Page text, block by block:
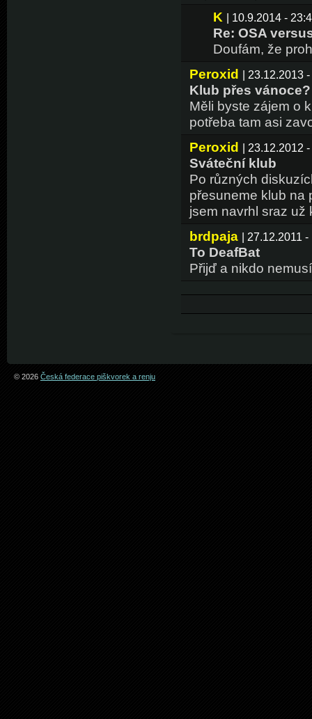
K | 10.9.2014 -
Re: OSA
Doufám, že
Peroxid | 23.12.2013
Klub přes vánoce?
Měli byste zájem o
potřeba tam asi
Peroxid | 23.12.2012
Sváteční klub
Po různých
přesuneme klub na
jsem navrhl sraz už
brdpaja | 27.12.2011 -
To DeafBat
Přijď a nikdo
© 2026 Česká federace piškvorek a renju